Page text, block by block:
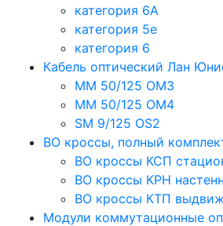
категория 6A
категория 5e
категория 6
Кабель оптический Лан
MM 50/125 OM3
MM 50/125 OM4
SM 9/125 OS2
ВО кроссы, полный
ВО кроссы КСП
ВО кроссы КРН
ВО кроссы КТП
Модули коммутационные